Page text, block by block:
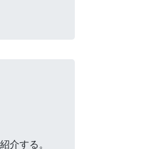
介する。